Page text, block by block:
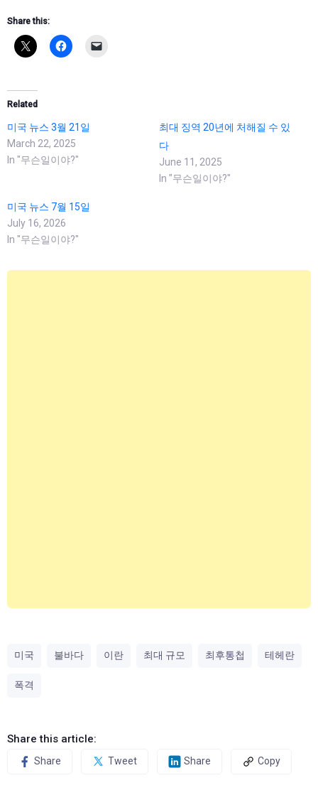
Share this:
Related
미국 뉴스 3월 21일
March 22, 2025
In "무슨일이야?"
최대 징역 20년에 처해질 수 있
다
June 11, 2025
In "무슨일이야?"
미국 뉴스 7월 15일
July 16, 2026
In "무슨일이야?"
미국 불바다 이란 최대 규모 최후통첩 테헤란
폭격
Share this article:
Share Tweet Share Copy